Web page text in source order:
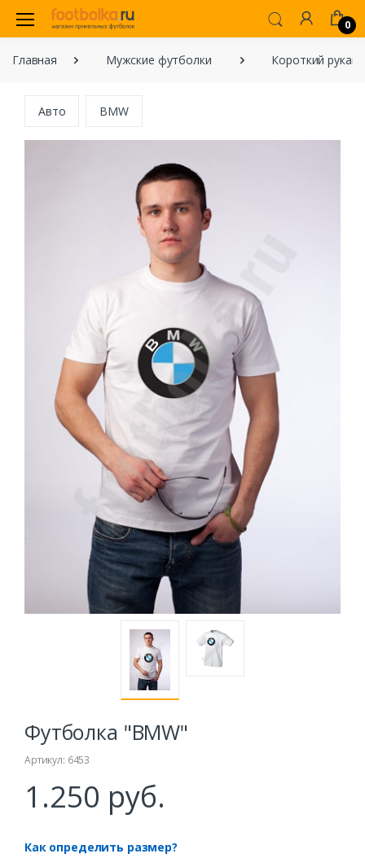
0
Главная Мужские футболки Короткий рукав
Авто BMW
Футболка "BMW"
Артикул: 6453
1.250 руб.
Как определить размер?